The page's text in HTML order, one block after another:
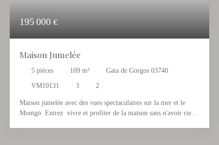
195 000 €
Maison Jumelée
5 pièces 109 m²
Gata de Gorgos 03740
VM10131
3 2
Maison jumelée avec des vues spectaculaires sur la mer et le
Montgó. Entrez vivre et profiter de la maison sans n'avoir rien a